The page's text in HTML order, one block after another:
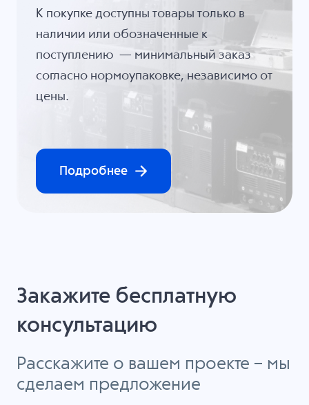
К покупке доступны товары только в
наличии или обозначенные к
поступлению — минимальный заказ
согласно нормоупаковке, независимо от
цены.
Подробнее
Закажите бесплатную
консультацию
Расскажите о вашем проекте – мы
сделаем предложение